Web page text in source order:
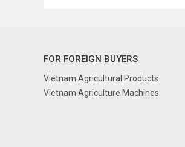
Cà Mau
Cần Thơ
Cao Bằng
FOR FOREIGN BUYERS
Vietnam Agricultural Products
Vietnam Agriculture Machines